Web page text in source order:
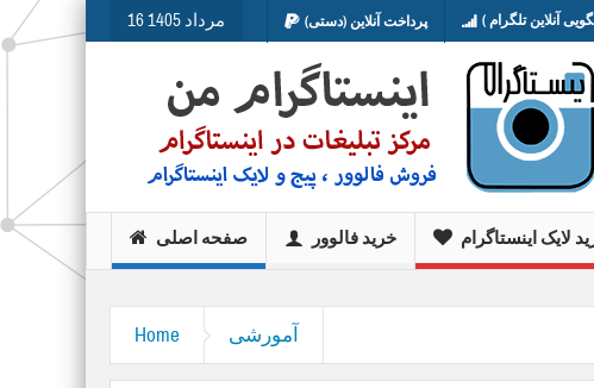
16 مرداد 1405 پرداخت آنلاین (دستی) آنلاین تلگرام )
صفحه اصلی خرید فالوور لایک اینستاگرام
Home آمورشی